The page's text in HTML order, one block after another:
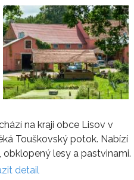
na kraji obce Lisov v
Touškovský potok. Nabízí
lesy a pastvinami.
detail